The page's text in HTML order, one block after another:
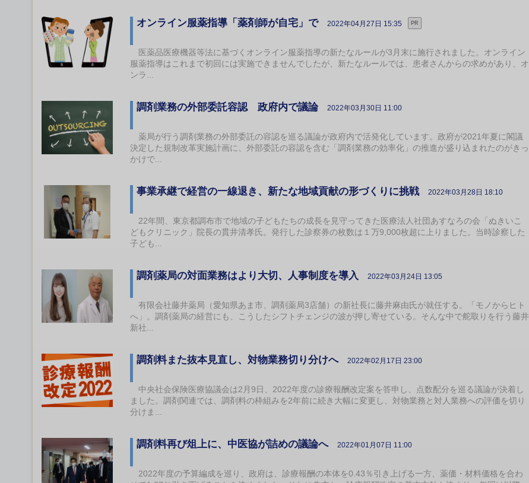
オンライン服薬指導「薬剤師が自宅」で 2022年04月27日 15:35 PR
医薬品医療機器等法に基づくオンライン服薬指導の新たなルールが3月末に施行されました。オンライン
服薬指導はこれまで初回には実施できませんでしたが、新たなルールでは、患者さんからの求めがあり、オ
ンラ...
調剤業務の外部委託容認 政府内で議論 2022年03月30日 11:00
薬局が行う調剤業務の外部委託の容認を巡る議論が政府内で活発化しています。政府が2021年夏に閣議
決定した規制改革実施計画に、外部委託の容認を含む「調剤業務の効率化」の推進が盛り込まれたのがきっ
かけで...
事業承継で経営の一線退き、新たな地域貢献の形づくりに挑戦 2022年03月28日 18:10
22年間、東京都調布市で地域の子どもたちの成長を見守ってきた医療法人社団あすなろの会「ぬきいこ
どもクリニック」院長の貫井清孝氏。発行した診察券の枚数は１万9,000枚超に上りました。当時診察した
子ども...
調剤薬局の対面業務はより大切、人事制度を導入 2022年03月24日 13:05
有限会社藤井薬局（愛知県あま市、調剤薬局3店舗）の新社長に藤井麻由氏が就任する。「モノからヒト
へ」。調剤薬局の経営にも、こうしたシフトチェンジの波が押し寄せている。そんな中で舵取りを行う藤井
新社...
調剤料また抜本見直し、対物業務切り分けへ 2022年02月17日 23:00
中央社会保険医療協議会は2月9日、2022年度の診療報酬改定案を答申し、点数配分を巡る議論が決着し
ました。調剤関連では、調剤料の枠組みを2年前に続き大幅に変更し、対物業務と対人業務への評価を切り
分けま...
調剤料再び俎上に、中医協が詰めの議論へ 2022年01月07日 11:00
2022年度の予算編成を巡り、政府は、診療報酬の本体を0.43％引き上げる一方、薬価・材料価格を合わ